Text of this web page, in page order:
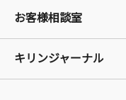
お客様相談室
キリンジャーナル